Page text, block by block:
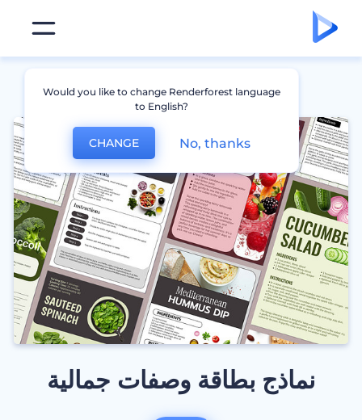
نماذج بطاقة وصفات جمالية
Would you like to change Renderforest language
to English?
CHANGE No, thanks